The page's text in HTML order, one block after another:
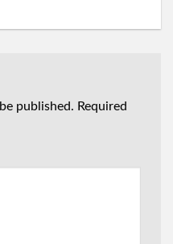
published. Required